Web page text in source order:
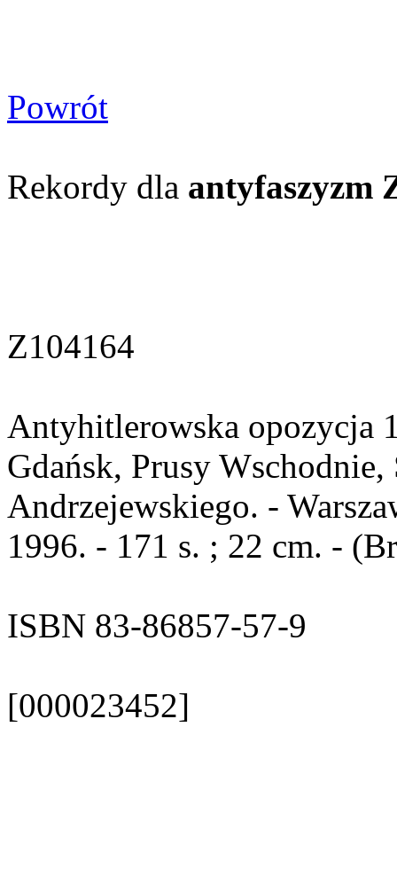
Powrót
Rekordy dla antyfaszyzm
Z104164
Antyhitlerowska opozycja
Gdańsk, Prusy
Andrzejewskiego. -
1996. - 171 s. ; 22 cm. -
ISBN 83-86857-57-9
[000023452]